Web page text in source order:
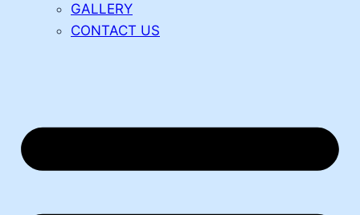
GALLERY
CONTACT US